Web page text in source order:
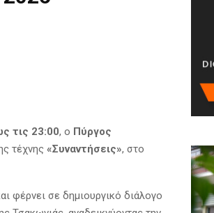
τις 23:00, ο Πύργος
τέχνης «Συναντήσεις», στο
φέρνει σε δημιουργικό διάλογο